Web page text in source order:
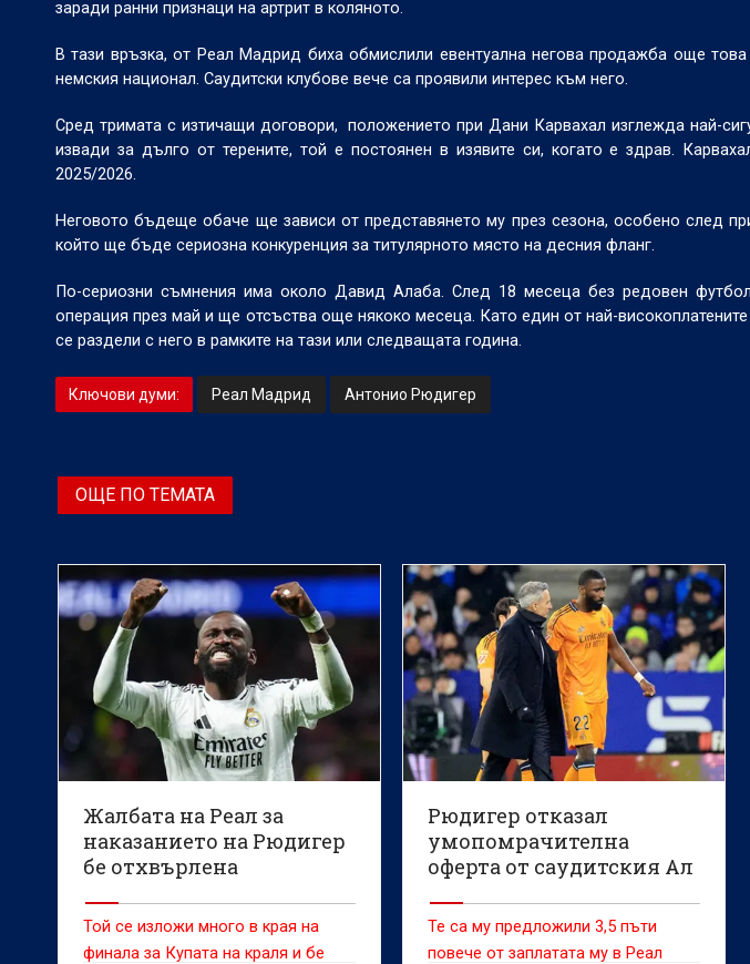
заради ранни признаци на артрит в коляното.
В тази връзка, от Реал Мадрид биха обмислили евентуална негова продажба още
немския национал. Саудитски клубове вече са проявили интерес към него.
Сред тримата с изтичащи договори, положението при Дани Карвахал изглежда най-
извади за дълго от терените, той е постоянен в изявите си, когато е здрав.
2025/2026.
Неговото бъдеще обаче ще зависи от представянето му през сезона, особено след
който ще бъде сериозна конкуренция за титулярното място на десния фланг.
По-сериозни съмнения има около Давид Алаба. След 18 месеца без редовен
операция през май и ще отсъства още някоко месеца. Като един от най-
се раздели с него в рамките на тази или следващата година.
Ключови думи: Реал Мадрид Антонио Рюдигер
ОЩЕ ПО ТЕМАТА
Жалбата на Реал за
наказанието на Рюдигер
бе отхвърлена
Той се изложи много в края на
финала за Купата на краля и бе
Рюдигер отказал
умопомрачителна
оферта от саудитския Ал
Те са му предложили 3,5 пъти
повече от заплатата му в Реал